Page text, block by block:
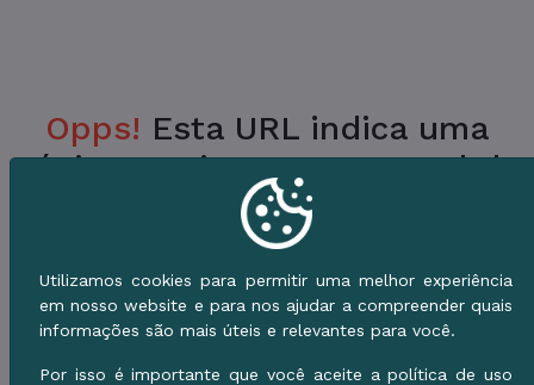
Opps! Esta URL indica uma
Página Inexistente no Portal da
Prefeitura.
Verifique a URL ou vá para o Início e use o
Menu de Serviços.
Utilizamos cookies para permitir uma melhor experiência
em nosso website e para nos ajudar a compreender quais
informações são mais úteis e relevantes para você.
Por isso é importante que você aceite a política de uso